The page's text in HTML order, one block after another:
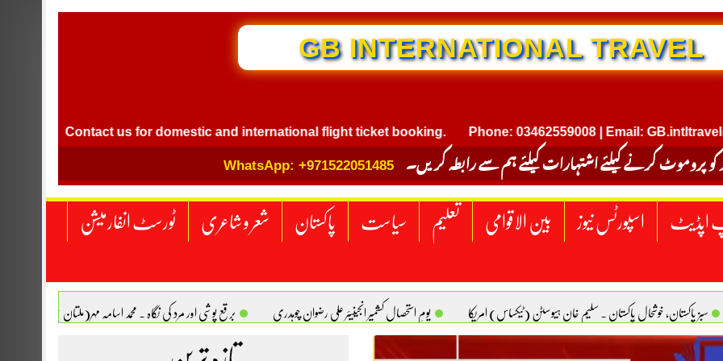
GB INTERNATIONAL TRAVEL
Contact us for domestic and international flight ticket booking. Phone: 03462559008 | Email:
کو پروموٹ کرنے کیلئے اشتہارات کیلئے ہم سے رابطہ کریں۔ WhatsApp: +971522051485
اپڈیٹ اسپورٹس نیوز بین الاقوامی تعلیم سیاست پاکستان شعر و شاعری ٹورسٹ انفارمیشن
سبز پاکستان، خوشحال پاکستان . سلیم خان ہیوسٹن (ٹیکساس) امریکا یومِ استحصالِ کشمیر انجینیئر علی رضوان چوہدری برقع پوشی اور مرد کی نگاہ . محمد اسامہ مہر(ملتان )
کی اصل پہچان. یاسر دانیال صابری